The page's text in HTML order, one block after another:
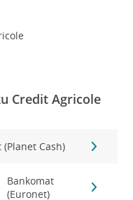
Credit Agricole
(Planet Cash)
Bankomat
(Euronet)